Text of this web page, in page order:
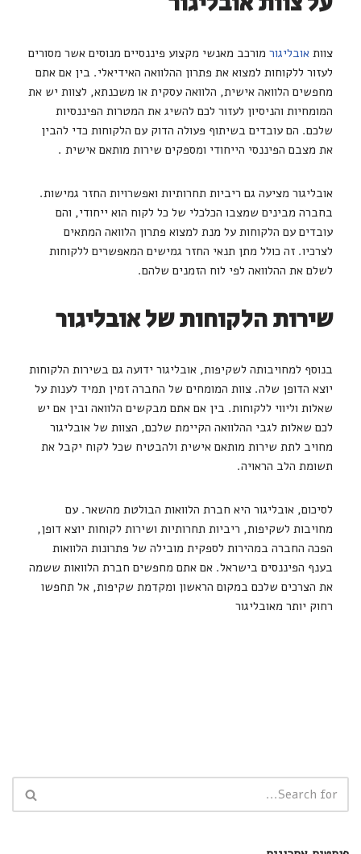
צוות אובליגור מורכב מאנשי מקצוע פיננסיים מנוסים אשר מסורים
לעזור ללקוחות למצוא את פתרון ההלוואה האידיאלי. בין אם אתם
מחפשים הלוואה אישית, הלוואה עסקית או משכנתא, לצוות יש את
המומחיות והניסיון לעזור לכם להשיג את המטרות הפיננסיות
שלכם. הם עובדים בשיתוף פעולה הדוק עם הלקוחות כדי להבין
את מצבם הפיננסי הייחודי ומספקים שירות מותאם אישית .
אובליגור מציעה גם ריביות תחרותיות ואפשרויות החזר גמישות.
בחברה מבינים שמצבו הכלכלי של כל לקוח הוא ייחודי, והם
עובדים עם הלקוחות על מנת למצוא פתרון הלוואה המתאים
לצרכיו. זה כולל מתן תנאי החזר גמישים המאפשרים ללקוחות
לשלם את ההלוואה לפי לוח הזמנים שלהם.
שירות הלקוחות של אובליגור
בנוסף למחויבותה לשקיפות, אובליגור ידועה גם בשירות הלקוחות
יוצא הדופן שלה. צוות המומחים של החברה זמין תמיד לענות על
שאלות וליווי ללקוחות. בין אם אתם מבקשים הלוואה ובין אם יש
לכם שאלות לגבי ההלוואה הקיימת שלכם, הצוות של אובליגור
מחויב לתת שירות מותאם אישית ולהבטיח שכל לקוח יקבל את
תשומת הלב הראויה.
לסיכום, אובליגור היא חברת הלוואות הבולטת מהשאר. עם
מחויבות לשקיפות, ריביות תחרותיות ושירות לקוחות יוצא דופן,
הפכה החברה במהירות לספקית מובילה של פתרונות הלוואות
בענף הפיננסים בישראל. אם אתם מחפשים חברת הלוואות ששמה
את הצרכים שלכם במקום הראשון ומקדמת שקיפות, אל תחפשו
רחוק יותר מאובליגור